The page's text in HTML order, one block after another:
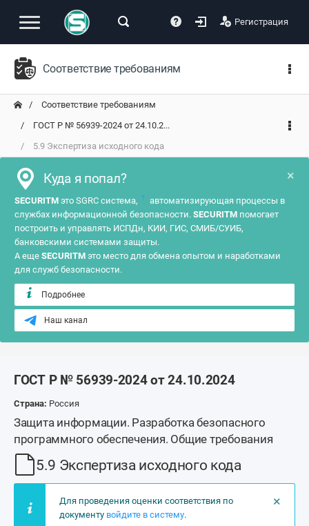
Регистрация
Соответствие требованиям
Соответствие требованиям
ГОСТ Р № 56939-2024 от 24.10.2...
5.9 Экспертиза исходного кода
×
Куда я попал?
SECURITM это SGRC система, ?
автоматизирующая процессы в
службах информационной безопасности. SECURITM помогает
построить и управлять ИСПДн, КИИ, ГИС, СМИБ/СУИБ,
банковскими системами защиты.
А еще SECURITM это место для обмена опытом и наработками
для служб безопасности.
Подробнее
Наш канал
ГОСТ Р № 56939-2024 от 24.10.2024
Страна: Россия
Защита информации. Разработка безопасного
программного обеспечения. Общие требования
5.9 Экспертиза исходного кода
×
Для проведения оценки соответствия по
документу войдите в систему.